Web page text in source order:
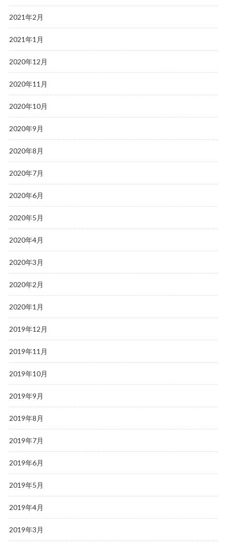
2021年2月
2021年1月
2020年12月
2020年11月
2020年10月
2020年9月
2020年8月
2020年7月
2020年6月
2020年5月
2020年4月
2020年3月
2020年2月
2020年1月
2019年12月
2019年11月
2019年10月
2019年9月
2019年8月
2019年7月
2019年6月
2019年5月
2019年4月
2019年3月